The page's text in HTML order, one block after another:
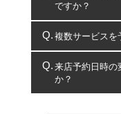
ですか？
コクピット・タ
複数サービスを
複数サービスの
一部の商品・サー
出来ないものもござ
来店予約日時の
か？